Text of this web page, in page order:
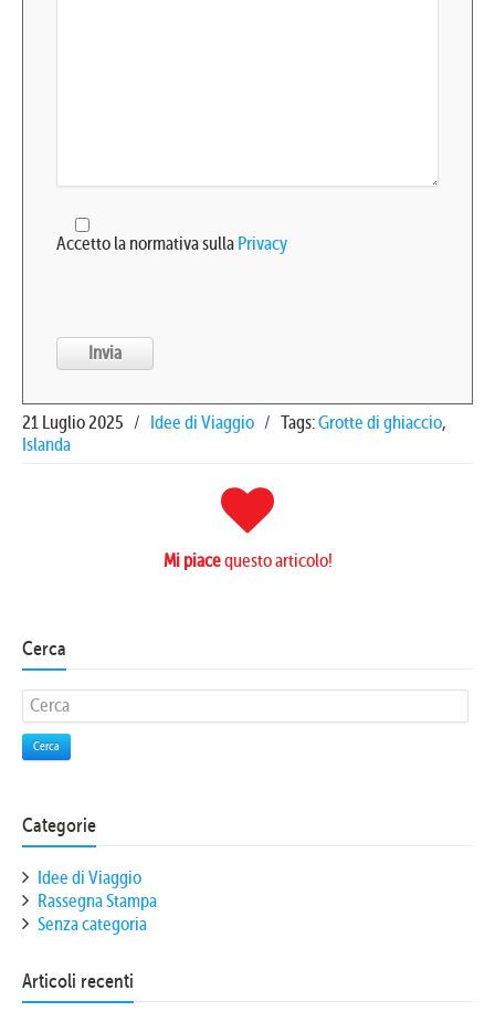
Accetto la normativa sulla Privacy
21 Luglio 2025 / Idee di Viaggio / Tags:Grotte di ghiaccio,
Islanda
Mi piacequesto articolo!
Cerca
Cerca
Categorie
Idee di Viaggio
Rassegna Stampa
Senza categoria
Articoli recenti